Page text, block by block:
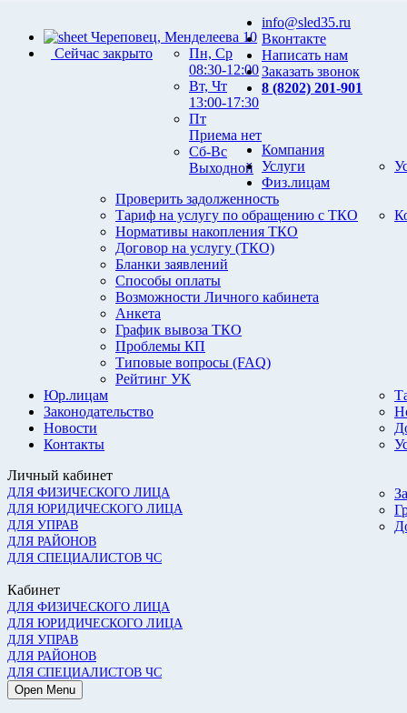
Череповец, Менделеева 10
Сейчас закрыто
Пн, Ср
08:30-12:00
Вт, Чт
13:00-17:30
Пт
Приема нет
Сб-Вс
Выходной
info@sled35.ru
Вконтакте
Написать нам
Заказать звонок
8 (8202) 201-901
Компания
Услуги
Физ.лицам
Проверить задолженность
Тариф на услугу по обращению с ТКО
Нормативы накопления ТКО
Договор на услугу (ТКО)
Бланки заявлений
Способы оплаты
Возможности Личного кабинета
Анкета
График вывоза ТКО
Проблемы КП
Типовые вопросы (FAQ)
Рейтинг УК
Юр.лицам
Законодательство
Новости
Контакты
Личный кабинет
ДЛЯ ФИЗИЧЕСКОГО ЛИЦА
ДЛЯ ЮРИДИЧЕСКОГО ЛИЦА
ДЛЯ УПРАВ
ДЛЯ РАЙОНОВ
ДЛЯ СПЕЦИАЛИСТОВ ЧС
Кабинет
ДЛЯ ФИЗИЧЕСКОГО ЛИЦА
ДЛЯ ЮРИДИЧЕСКОГО ЛИЦА
ДЛЯ УПРАВ
ДЛЯ РАЙОНОВ
ДЛЯ СПЕЦИАЛИСТОВ ЧС
Open Menu